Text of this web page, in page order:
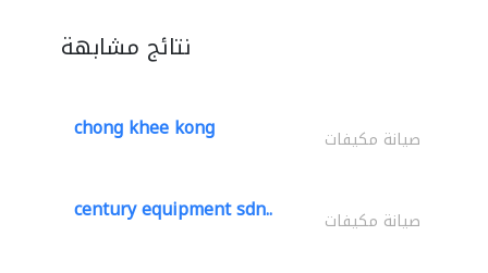
نتائج مشابهة
chong khee kong صيانة مكيفات
century equipment sdn.. صيانة مكيفات